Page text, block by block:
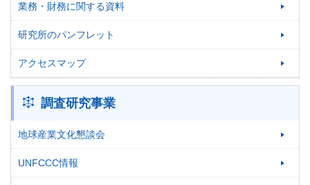
業務・財務に関する資料
研究所のパンフレット
アクセスマップ
調査研究事業
地球産業文化懇談会
UNFCCC情報